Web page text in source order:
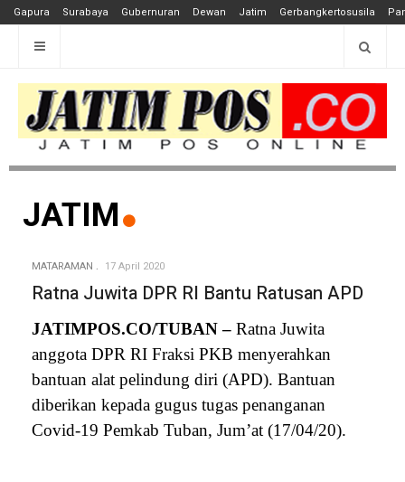
Gapura Surabaya Gubernuran Dewan Jatim Gerbangkertosusila
JATIM
MATARAMAN 17 April 2020
Ratna Juwita DPR RI Bantu Ratusan APD
JATIMPOS.CO/TUBAN – Ratna Juwita
anggota DPR RI Fraksi PKB menyerahkan
bantuan alat pelindung diri (APD). Bantuan
diberikan kepada gugus tugas penanganan
Covid-19 Pemkab Tuban, Jum’at (17/04/20).